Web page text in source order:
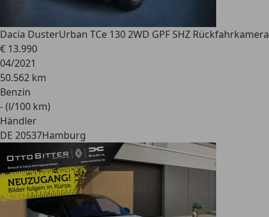
Dacia DusterUrban TCe 130 2WD GPF SHZ Rückfahrkamera
€ 13.990
04/2021
50.562 km
Benzin
- (l/100 km)
Händler
DE 20537Hamburg